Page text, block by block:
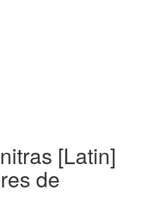
[Latin]
de